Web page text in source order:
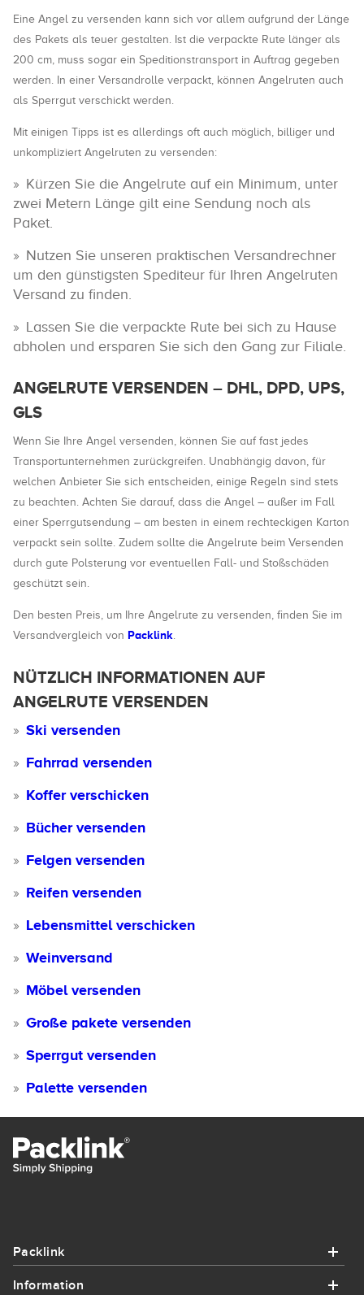
Eine Angel zu versenden kann sich vor allem aufgrund der Länge
des Pakets als teuer gestalten. Ist die verpackte Rute länger als
200 cm, muss sogar ein Speditionstransport in Auftrag gegeben
werden. In einer Versandrolle verpackt, können Angelruten auch
als Sperrgut verschickt werden.
Mit einigen Tipps ist es allerdings oft auch möglich, billiger und
unkompliziert Angelruten zu versenden:
Kürzen Sie die Angelrute auf ein Minimum, unter
zwei Metern Länge gilt eine Sendung noch als
Paket.
Nutzen Sie unseren praktischen Versandrechner
um den günstigsten Spediteur für Ihren Angelruten
Versand zu finden.
Lassen Sie die verpackte Rute bei sich zu Hause
abholen und ersparen Sie sich den Gang zur Filiale.
ANGELRUTE VERSENDEN – DHL, DPD, UPS,
GLS
Wenn Sie Ihre Angel versenden, können Sie auf fast jedes
Transportunternehmen zurückgreifen. Unabhängig davon, für
welchen Anbieter Sie sich entscheiden, einige Regeln sind stets
zu beachten. Achten Sie darauf, dass die Angel – außer im Fall
einer Sperrgutsendung – am besten in einem rechteckigen Karton
verpackt sein sollte. Zudem sollte die Angelrute beim Versenden
durch gute Polsterung vor eventuellen Fall- und Stoßschäden
geschützt sein.
Den besten Preis, um Ihre Angelrute zu versenden, finden Sie im
Versandvergleich von Packlink.
NÜTZLICH INFORMATIONEN AUF
ANGELRUTE VERSENDEN
Ski versenden
Fahrrad versenden
Koffer verschicken
Bücher versenden
Felgen versenden
Reifen versenden
Lebensmittel verschicken
Weinversand
Möbel versenden
Große pakete versenden
Sperrgut versenden
Palette versenden
Packlink
Information